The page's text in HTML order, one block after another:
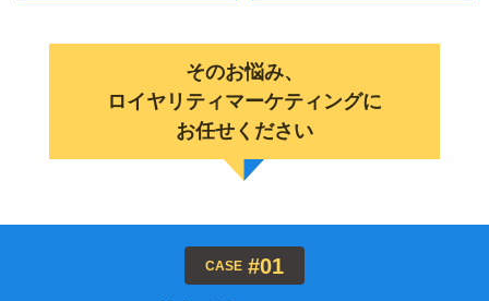
そのお悩み、
ロイヤリティマーケティングに
お任せください
CASE #01